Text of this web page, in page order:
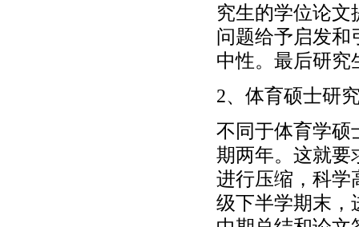
究生的学位论
问题给予启发和
中性。最后研究
2、体育硕士研
不同于体育学硕
期两年。这就要
进行压缩，科学
级下半学期末，